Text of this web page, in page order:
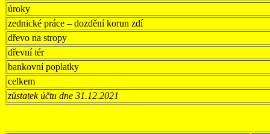
úroky
zednické práce – dozdění korun zdí
dřevo na stropy
dřevní tér
bankovní poplatky
celkem
zůstatek účtu dne 31.12.2021